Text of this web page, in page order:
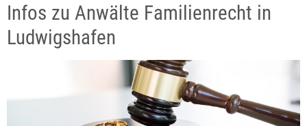
Infos zu Anwälte Familienrecht in
Ludwigshafen